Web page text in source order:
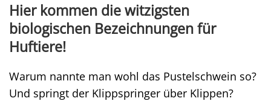
Hier kommen die witzigsten
biologischen Bezeichnungen für
Huftiere!
Warum nannte man wohl das Pustelschwein so?
Und springt der Klippspringer über Klippen?